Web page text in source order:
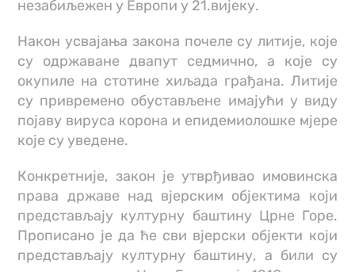
незабиљежен у Европи у 21.вијеку.
Након усвајања закона почеле су литије, које
су одржаване двапут седмично, а које су
окупиле на стотине хиљада грађана. Литије
су привремено обустављене имајући у виду
појаву вируса корона и епидемиолошке мјере
које су уведене.
Конкретније, закон је утврђивао имовинска
права државе над вјерским објектима који
представљају културну баштину Црне Горе.
Прописано је да ће сви вјерски објекти који
представљају културну баштину, а били су